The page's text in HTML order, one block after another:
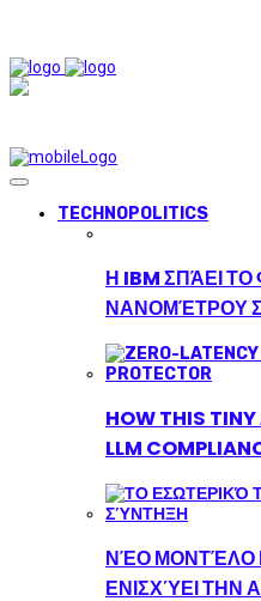
TECHNOPOLITICS
Η IBM ΣΠΆΕΙ
ΝΑΝΟΜΈΤΡΟΥ
HOW THIS TINY
LLM
ΝΈΟ ΜΟΝΤΈΛΟ
ΕΝΙΣΧΎΕΙ ΤΗΝ